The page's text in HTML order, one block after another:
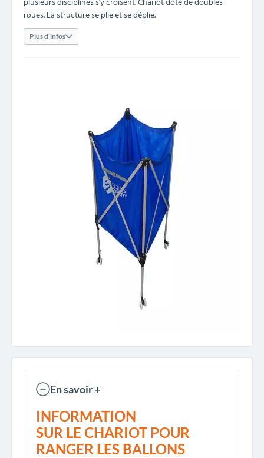
roues. La structure se plie et se déplie.
Plus d'infos
En savoir +
INFORMATION
SUR LE CHARIOT POUR
RANGER LES BALLONS